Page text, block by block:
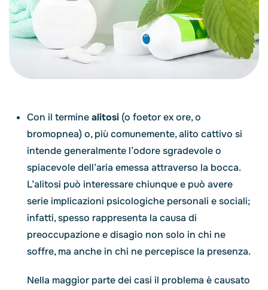
Con il terminealitosi (o foetor ex ore, o
bromopnea) o, più comunemente, alito cattivo si
intende generalmente l’odore sgradevole o
spiacevole dell’aria emessa attraverso la bocca.
L’alitosi può interessare chiunque e può avere
serie implicazioni psicologiche personali e sociali;
infatti, spesso rappresenta la causa di
preoccupazione e disagio non solo in chi ne
soffre, ma anche in chi ne percepisce la presenza.
Nella maggior parte dei casi il problema è causato